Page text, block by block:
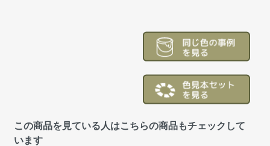
この商品を見ている人はこちらの商品もチェックして
います